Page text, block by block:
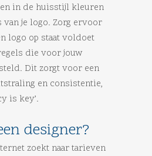
in de huisstijl kleuren
je logo. Zorg ervoor
logo op staat voldoet
die voor jouw
Dit zorgt voor een
en consistentie,
is key’.
designer?
zoekt naar tarieven